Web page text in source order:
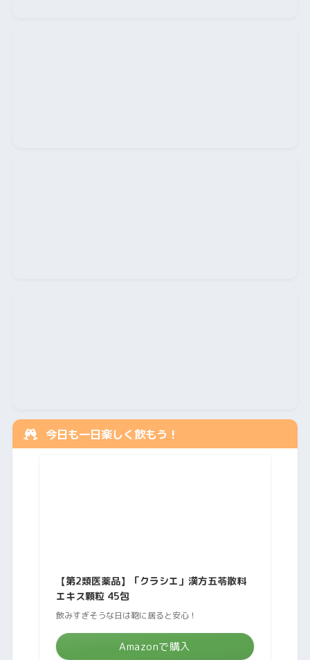
今日も一日楽しく飲もう！
【第2類医薬品】「クラシエ」漢方五苓散料
エキス顆粒 45包
飲みすぎそうな日は鞄に居ると安心！
Amazonで購入